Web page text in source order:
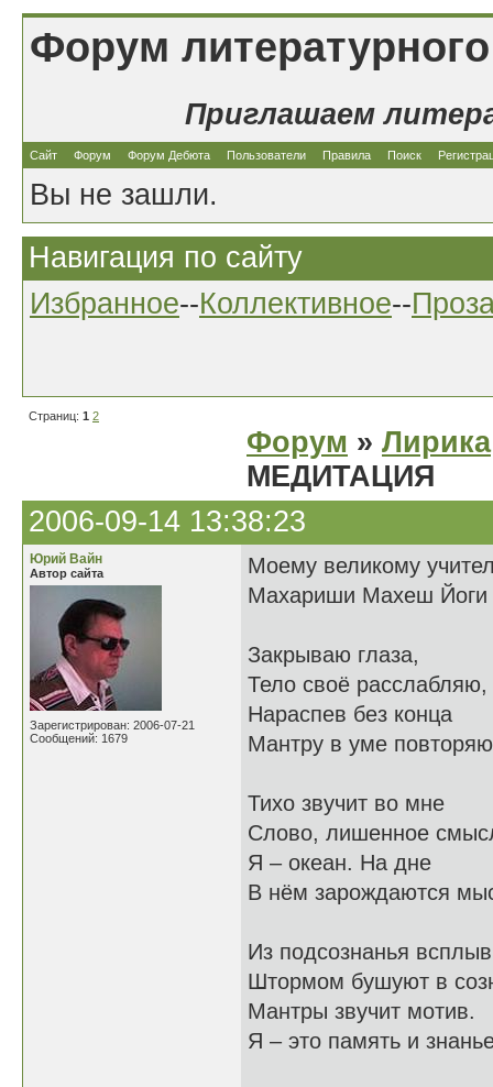
Форум
Приглашаем
Сайт Форум Форум Дебюта Пользователи Правила Поиск
Вы не зашли.
Навигация по сайту
Избранное--Коллективное--
Страниц: 1 2
Форум » Лирика
МЕДИТАЦИЯ
2006-09-14 13:38:23
Юрий Вайн
Автор сайта
Зарегистрирован: 2006-07-21
Сообщений: 1679
Моему великому
Махариши Махеш Йоги
Закрываю глаза,
Тело своё расслабляю,
Нараспев без конца
Мантру в уме
Тихо звучит во мне
Слово, лишенное
Я – океан. На дне
В нём зарождаются
Из подсознанья всплыв
Штормом бушуют в
Мантры звучит мотив.
Я – это память и